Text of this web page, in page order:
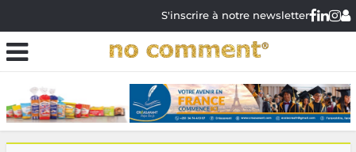
S'inscrire à notre newsletter